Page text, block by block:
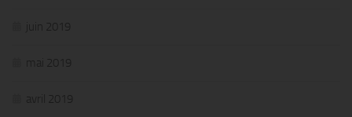
juin 2019
mai 2019
avril 2019